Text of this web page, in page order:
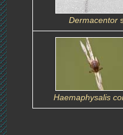
Dermacentor
Haemaphysalis